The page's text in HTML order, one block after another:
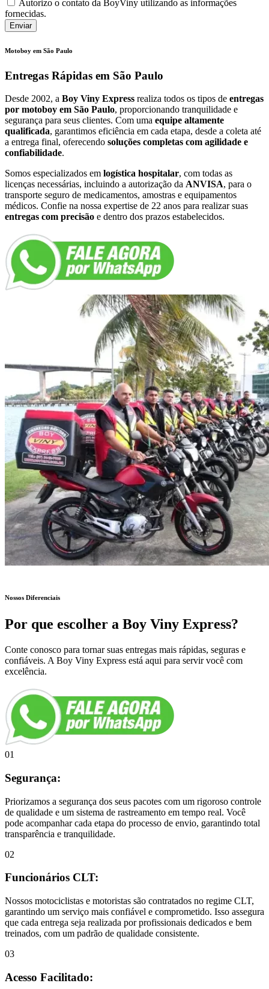
Autorizo o contato da BoyViny utilizando as informações
fornecidas.
Enviar
Motoboy em São Paulo
Entregas Rápidas em São Paulo
Desde 2002, a Boy Viny Express realiza todos os tipos de entregas
por motoboy em São Paulo, proporcionando tranquilidade e
segurança para seus clientes. Com uma equipe altamente
qualificada, garantimos eficiência em cada etapa, desde a coleta até
a entrega final, oferecendo soluções completas com agilidade e
confiabilidade.
Somos especializados em logística hospitalar, com todas as
licenças necessárias, incluindo a autorização da ANVISA, para o
transporte seguro de medicamentos, amostras e equipamentos
médicos. Confie na nossa expertise de 22 anos para realizar suas
entregas com precisão e dentro dos prazos estabelecidos.
Nossos Diferenciais
Por que escolher a Boy Viny Express?
Conte conosco para tornar suas entregas mais rápidas, seguras e
confiáveis. A Boy Viny Express está aqui para servir você com
excelência.
01
Segurança:
Priorizamos a segurança dos seus pacotes com um rigoroso controle
de qualidade e um sistema de rastreamento em tempo real. Você
pode acompanhar cada etapa do processo de envio, garantindo total
transparência e tranquilidade.
02
Funcionários CLT:
Nossos motociclistas e motoristas são contratados no regime CLT,
garantindo um serviço mais confiável e comprometido. Isso assegura
que cada entrega seja realizada por profissionais dedicados e bem
treinados, com um padrão de qualidade consistente.
03
Acesso Facilitado: